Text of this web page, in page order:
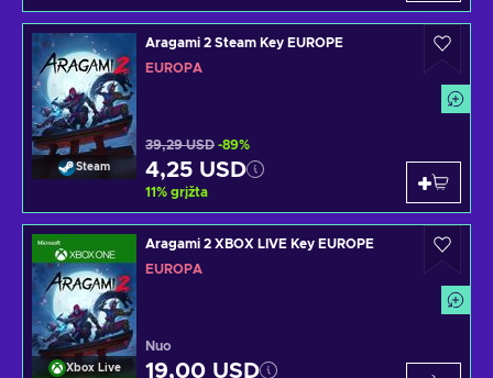
Steam
Aragami 2 Steam Key EUROPE
EUROPA
39,29 USD -89%
4,25 USD
11% grįžta
Xbox Live
Aragami 2 XBOX LIVE Key EUROPE
EUROPA
Nuo
19,00 USD